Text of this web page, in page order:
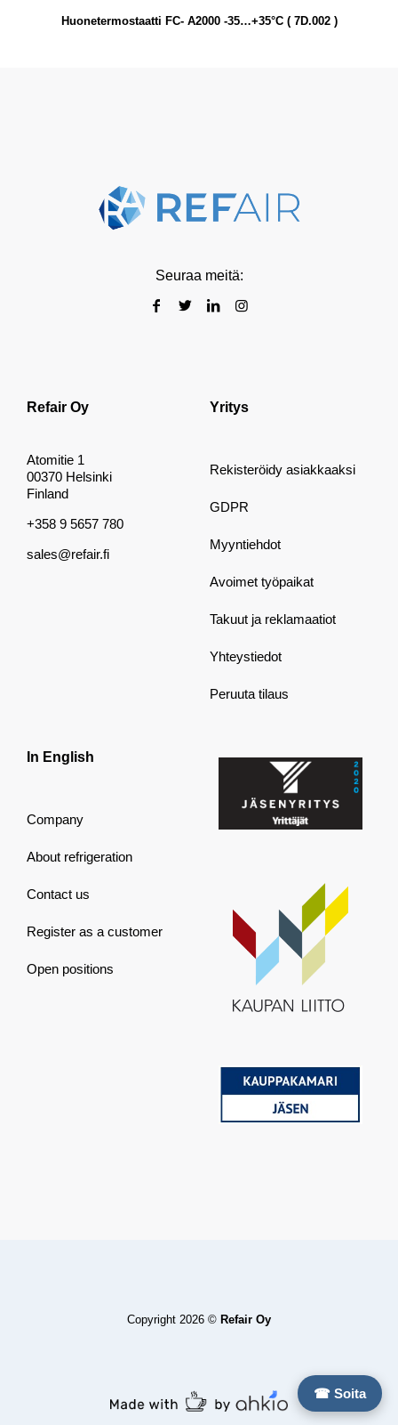
Huonetermostaatti FC- A2000 -35…+35°C ( 7D.002 )
Seuraa meitä:
Refair Oy
Atomitie 1
00370 Helsinki
Finland
+358 9 5657 780
sales@refair.fi
Yritys
Rekisteröidy asiakkaaksi
GDPR
Myyntiehdot
Avoimet työpaikat
Takuut ja reklamaatiot
Yhteystiedot
Peruuta tilaus
In English
Company
About refrigeration
Contact us
Register as a customer
Open positions
☎ Soita
Copyright 2026 © Refair Oy